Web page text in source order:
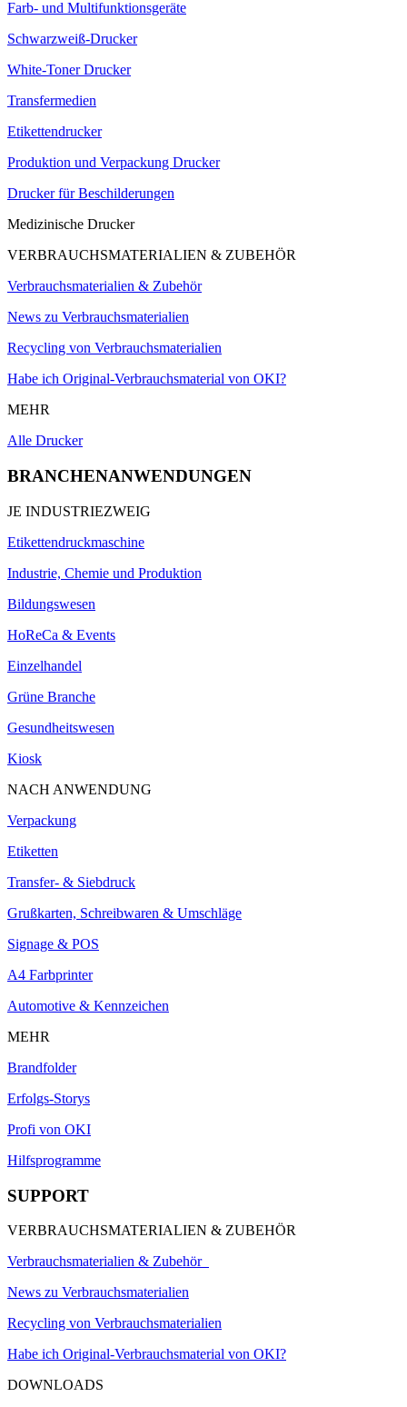
Farb- und Multifunktionsgeräte
Schwarzweiß-Drucker
White-Toner Drucker
Transfermedien
Etikettendrucker
Produktion und Verpackung Drucker
Drucker für Beschilderungen
Medizinische Drucker
VERBRAUCHSMATERIALIEN & ZUBEHÖR
Verbrauchsmaterialien & Zubehör
News zu Verbrauchsmaterialien
Recycling von Verbrauchsmaterialien
Habe ich Original-Verbrauchsmaterial von OKI?
MEHR
Alle Drucker
BRANCHENANWENDUNGEN
JE INDUSTRIEZWEIG
Etikettendruckmaschine
Industrie, Chemie und Produktion
Bildungswesen
HoReCa & Events
Einzelhandel
Grüne Branche
Gesundheitswesen
Kiosk
NACH ANWENDUNG
Verpackung
Etiketten
Transfer- & Siebdruck
Grußkarten, Schreibwaren & Umschläge
Signage & POS
A4 Farbprinter
Automotive & Kennzeichen
MEHR
Brandfolder
Erfolgs-Storys
Profi von OKI
Hilfsprogramme
SUPPORT
VERBRAUCHSMATERIALIEN & ZUBEHÖR
Verbrauchsmaterialien & Zubehör
News zu Verbrauchsmaterialien
Recycling von Verbrauchsmaterialien
Habe ich Original-Verbrauchsmaterial von OKI?
DOWNLOADS